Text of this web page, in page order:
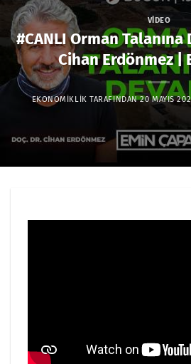
VIDEO
#CANLI Orman Talanına
Cihan Erdönmez |
EKONOMIKLIK TARAFINDAN 20 MAYIS